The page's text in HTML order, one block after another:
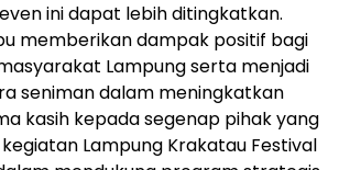
ini dapat lebih ditingkatkan.
memberikan dampak positif bagi
Lampung serta menjadi
seniman dalam meningkatkan
kasih kepada segenap pihak yang
Lampung Krakatau Festival